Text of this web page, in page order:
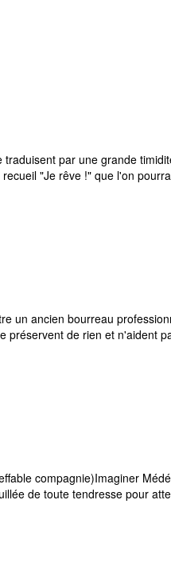
par une grande
"Je rêve !" que l'on
un ancien bourreau
de rien et n'aident
compagnie)Imaginer
de toute tendresse pour